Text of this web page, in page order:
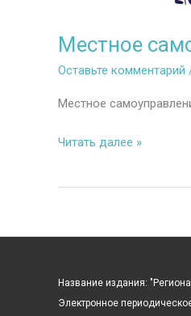
Местное
Оставьте комментарий
Местное
Местное
Читать далее »
Название издания:
Электронное